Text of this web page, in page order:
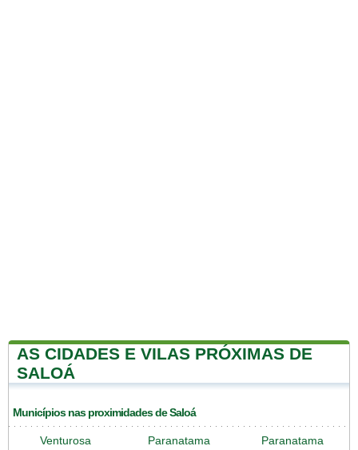
AS CIDADES E VILAS PRÓXIMAS DE
SALOÁ
Municípios nas proximidades de Saloá
Venturosa Paranatama Paranatama